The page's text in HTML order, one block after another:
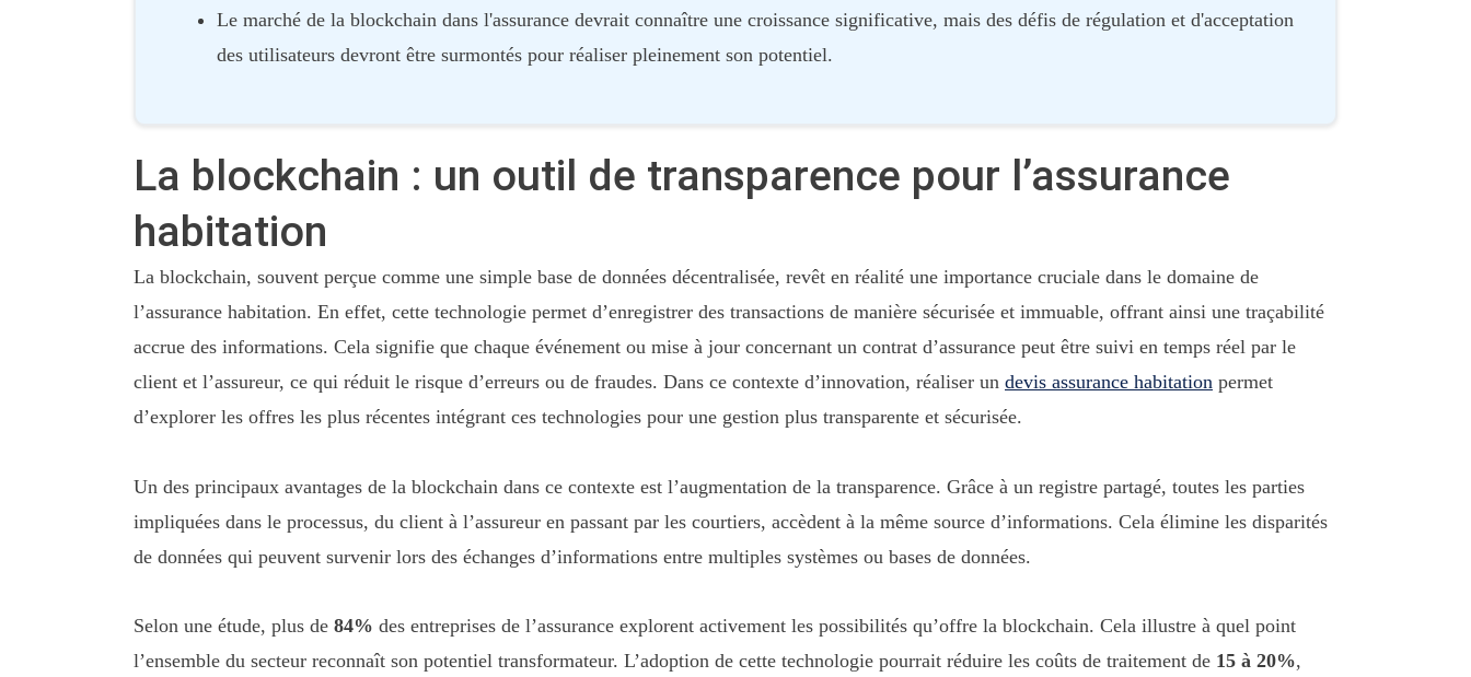
Le marché de la blockchain dans l'assurance devrait connaître une croissance significative, mais des défis de régulation et d'acceptation
des utilisateurs devront être surmontés pour réaliser pleinement son potentiel.
La blockchain : un outil de transparence pour l’assurance
habitation
La blockchain, souvent perçue comme une simple base de données décentralisée, revêt en réalité une importance cruciale dans le domaine de
l’assurance habitation. En effet, cette technologie permet d’enregistrer des transactions de manière sécurisée et immuable, offrant ainsi une traçabilité
accrue des informations. Cela signifie que chaque événement ou mise à jour concernant un contrat d’assurance peut être suivi en temps réel par le
client et l’assureur, ce qui réduit le risque d’erreurs ou de fraudes. Dans ce contexte d’innovation, réaliser un devis assurance habitation permet
d’explorer les offres les plus récentes intégrant ces technologies pour une gestion plus transparente et sécurisée.
Un des principaux avantages de la blockchain dans ce contexte est l’augmentation de la transparence. Grâce à un registre partagé, toutes les parties
impliquées dans le processus, du client à l’assureur en passant par les courtiers, accèdent à la même source d’informations. Cela élimine les disparités
de données qui peuvent survenir lors des échanges d’informations entre multiples systèmes ou bases de données.
Selon une étude, plus de 84% des entreprises de l’assurance explorent activement les possibilités qu’offre la blockchain. Cela illustre à quel point
l’ensemble du secteur reconnaît son potentiel transformateur. L’adoption de cette technologie pourrait réduire les coûts de traitement de 15 à 20%,